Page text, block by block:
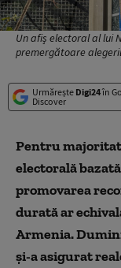
Un afiș electoral al lui
premergătoare
Urmărește Digi24în
Discover
Pentru
electorală
promovarea
durată ar
Armenia.
și-a asigurat